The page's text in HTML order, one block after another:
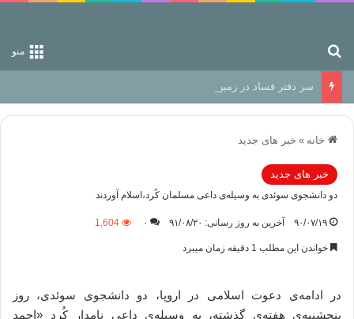
منو
سر دفتر فساد در زمین‌، دوری وکناره‌گیری از راه خداست‌!
خانه » خبر های جدید
خبر های جدید
دو دانشجوی سوئدی به‌ وسیله‌ی داعی مسلمان کُرد،اسلام آوردند
۹۰/۰۷/۱۹ آخرین به روز رسانی: ۹۱/۰۸/۲۰ ۰ 1,604
خواندن این مطلب 1 دقیقه زمان میبرد
در ادامه‌ی دعوت اسلامی در اروپا، دو دانشجوی سوئدی، روز
پنجشنبه‌ی هفته‌ی گذشته،‌ به‌ وسیله‌ی داعی نامدار کُرد «احمد